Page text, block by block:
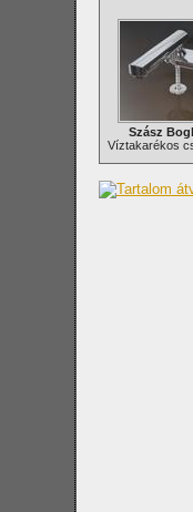
Szász
Víztakarékos